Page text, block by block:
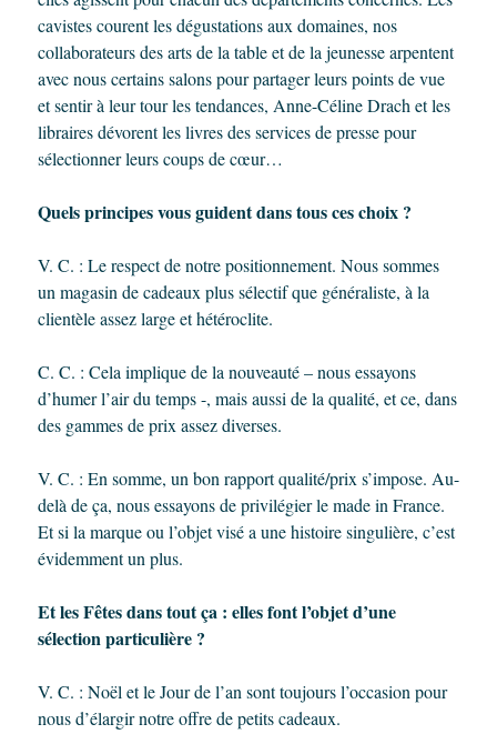
cavistes courent les dégustations aux domaines, nos
collaborateurs des arts de la table et de la jeunesse arpentent
avec nous certains salons pour partager leurs points de vue
et sentir à leur tour les tendances, Anne-Céline Drach et les
libraires dévorent les livres des services de presse pour
sélectionner leurs coups de cœur…
Quels principes vous guident dans tous ces choix ?
V. C. : Le respect de notre positionnement. Nous sommes
un magasin de cadeaux plus sélectif que généraliste, à la
clientèle assez large et hétéroclite.
C. C. : Cela implique de la nouveauté – nous essayons
d’humer l’air du temps -, mais aussi de la qualité, et ce, dans
des gammes de prix assez diverses.
V. C. : En somme, un bon rapport qualité/prix s’impose. Au-
delà de ça, nous essayons de privilégier le made in France.
Et si la marque ou l’objet visé a une histoire singulière, c’est
évidemment un plus.
Et les Fêtes dans tout ça : elles font l’objet d’une
sélection particulière ?
V. C. : Noël et le Jour de l’an sont toujours l’occasion pour
nous d’élargir notre offre de petits cadeaux.